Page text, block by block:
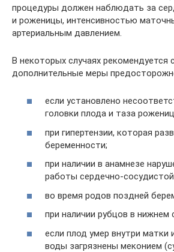
процедуры должен наблюдать за
и роженицы, интенсивностью
артериальным давлением.
В некоторых случаях рекомендуется
дополнительные меры
если установлено
головки плода и таза
при гипертензии, которая
беременности;
при наличии в анамнезе
работы сердечно-
во время родов поздней
при наличии рубцов в нижнем
если плод умер внутри матки
воды загрязнены меконием